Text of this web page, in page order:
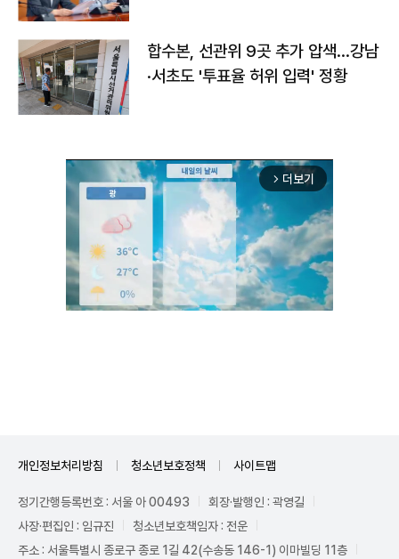
합수본, 선관위 9곳 추가 압색…강남
·서초도 '투표율 허위 입력' 정황
arrow_forward_ios 더보기
개인정보처리방침 청소년보호정책 사이트맵
정기간행등록번호 : 서울 아 00493
회장·발행인 : 곽영길
사장·편집인 : 임규진
청소년보호책임자 : 전운
주소 : 서울특별시 종로구 종로 1길 42(수송동 146-1) 이마빌딩 11층